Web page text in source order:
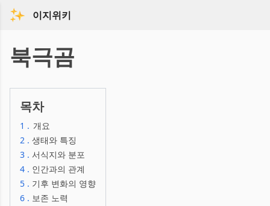
이지위키
북극곰
목차
1 . 개요
2 . 생태와 특징
3 . 서식지와 분포
4 . 인간과의 관계
5 . 기후 변화의 영향
6 . 보존 노력